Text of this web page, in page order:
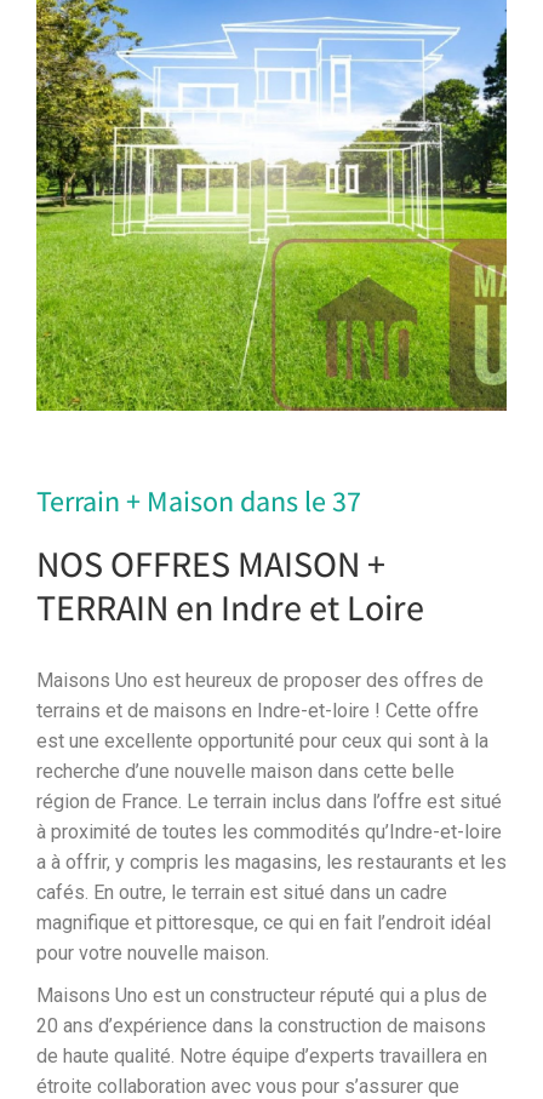
Terrain + Maison dans le 37
NOS OFFRES MAISON +
TERRAIN en Indre et Loire
Maisons Uno est heureux de proposer des offres de
terrains et de maisons en Indre-et-loire ! Cette offre
est une excellente opportunité pour ceux qui sont à la
recherche d’une nouvelle maison dans cette belle
région de France. Le terrain inclus dans l’offre est situé
à proximité de toutes les commodités qu’Indre-et-loire
a à offrir, y compris les magasins, les restaurants et les
cafés. En outre, le terrain est situé dans un cadre
magnifique et pittoresque, ce qui en fait l’endroit idéal
pour votre nouvelle maison.
Maisons Uno est un constructeur réputé qui a plus de
20 ans d’expérience dans la construction de maisons
de haute qualité. Notre équipe d’experts travaillera en
étroite collaboration avec vous pour s’assurer que